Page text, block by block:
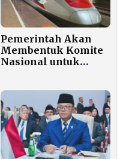
Pemerintah Akan
Membentuk Komite
Nasional untuk
Surabaya